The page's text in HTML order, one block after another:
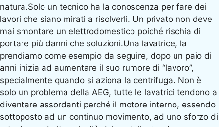
natura.Solo un tecnico ha la conoscenza per fare dei
lavori che siano mirati a risolverli. Un privato non deve
mai smontare un elettrodomestico poiché rischia di
portare più danni che soluzioni.Una lavatrice, la
prendiamo come esempio da seguire, dopo un paio di
anni inizia ad aumentare il suo rumore di “lavoro”,
specialmente quando si aziona la centrifuga. Non è
solo un problema della AEG, tutte le lavatrici tendono a
diventare assordanti perché il motore interno, essendo
sottoposto ad un continuo movimento, ad uno sforzo di